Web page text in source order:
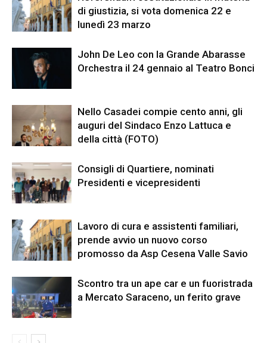
di giustizia, si vota domenica 22 e
lunedì 23 marzo
John De Leo con la Grande Abarasse
Orchestra il 24 gennaio al Teatro Bonci
Nello Casadei compie cento anni, gli
auguri del Sindaco Enzo Lattuca e
della città (FOTO)
Consigli di Quartiere, nominati
Presidenti e vicepresidenti
Lavoro di cura e assistenti familiari,
prende avvio un nuovo corso
promosso da Asp Cesena Valle Savio
Scontro tra un ape car e un fuoristrada
a Mercato Saraceno, un ferito grave